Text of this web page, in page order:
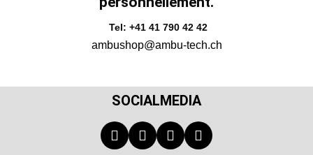
Tel: +41 41 790 42 42
ambushop@ambu-tech.ch
SOCIALMEDIA